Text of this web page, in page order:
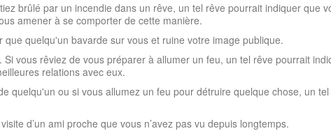
brûlé par un incendie dans un rêve, un tel rêve pourrait indiquer que
amener à se comporter de cette manière.
quelqu'un bavarde sur vous et ruine votre image publique.
vous rêviez de vous préparer à allumer un feu, un tel rêve pourrait
relations avec eux.
quelqu'un ou si vous allumez un feu pour détruire quelque chose, un
d’un ami proche que vous n’avez pas vu depuis longtemps.